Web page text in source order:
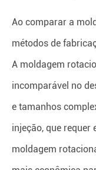
Ao comparar a
métodos de
A moldagem
incomparável no
e tamanhos
injeção, que requer
moldagem